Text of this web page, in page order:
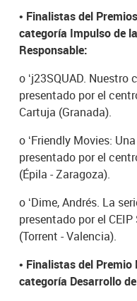
• Finalistas del
categoría Impulso de
Responsable:
o ‘j23SQUAD. Nuestro
presentado por el
Cartuja (Granada).
o ‘Friendly Movies:
presentado por el
(Épila - Zaragoza).
o ‘Dime, Andrés. La
presentado por el
(Torrent - Valencia).
• Finalistas del Premio
categoría Desarrollo